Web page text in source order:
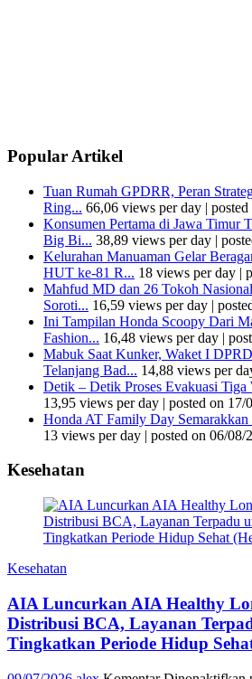
Popular Artikel
Tuan Rumah GPDRR, Peran
Ring... 66,06 views per day |
Konsumen Pertama di Jawa Timur
Big Bi... 38,89 views per day |
Kelurahan Manuaman Gelar
HUT ke-81 R... 18 views per day |
Mahfud MD dan 26 Tokoh
Soroti... 16,59 views per day |
Ini Tampilan Honda Scoopy Dari
Fashion... 16,48 views per day |
Mabuk Saat Kunker, Waket I
Telanjang Bad... 14,88 views per
Detik – Detik Proses Evakuasi
13,95 views per day | posted on 17/
Honda AT Family Day
13 views per day | posted on 06/08/
Kesehatan
Kesehatan
AIA Luncurkan AIA Healthy
Distribusi BCA, Layanan
Tingkatkan Periode Hidup